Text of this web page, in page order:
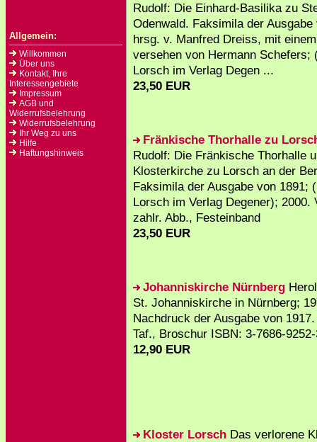
Allgemein:
Willkommen
Über uns
Kontakt, Ihre
Interessengebiete
Impressum
AGB und
Widerrufsbelehrung
Widerrufsbelehrung
Ihr Weg zu uns
Hilfe
Haftungshinweis
Rudolf: Die Einhard-Basilika zu
Odenwald. Faksimila der Ausgabe
hrsg. v. Manfred Dreiss, mit
versehen von Hermann Schefers;
Lorsch im Verlag Degen ...
23,50 EUR
Fränkische Thorhalle zu
Rudolf: Die Fränkische Thorhalle
Klosterkirche zu Lorsch an der
Faksimila der Ausgabe von 1891;
Lorsch im Verlag Degener); 2000.
zahlr. Abb., Festeinband
23,50 EUR
Johanniskirche Nürnberg
St. Johanniskirche in Nürnberg;
Nachdruck der Ausgabe von
Taf., Broschur ISBN: 3-7686-
12,90 EUR
Kloster Lorsch Das verlorene